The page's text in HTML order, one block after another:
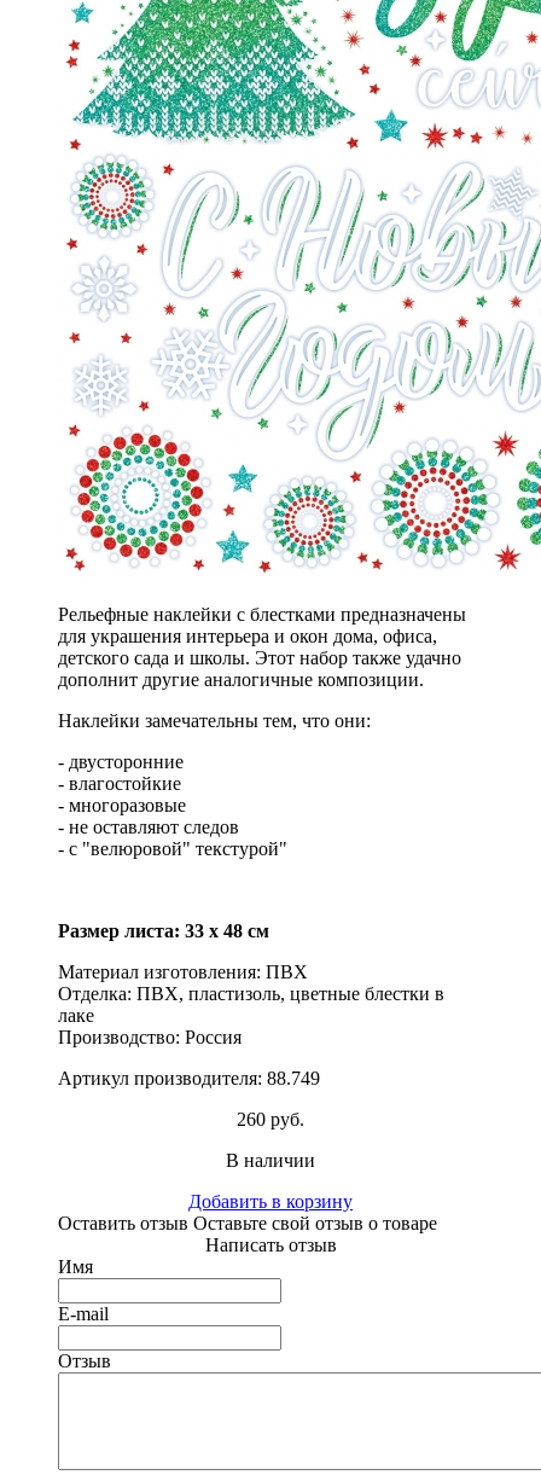
Рельефные наклейки с блестками предназначены
для украшения интерьера и окон дома, офиса,
детского сада и школы. Этот набор также удачно
дополнит другие аналогичные композиции.
Наклейки замечательны тем, что они:
- двусторонние
- влагостойкие
- многоразовые
- не оставляют следов
- с "велюровой" текстурой"
Размер листа: 33 х 48 см
Материал изготовления: ПВХ
Отделка: ПВХ, пластизоль, цветные блестки в
лаке
Производство: Россия
Артикул производителя: 88.749
260 руб.
В наличии
Добавить в корзину
Оставить отзыв Оставьте свой отзыв о товаре
Написать отзыв
Имя
E-mail
Отзыв